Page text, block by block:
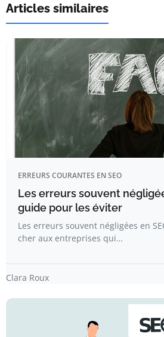
Articles similaires
ERREURS COURANTES EN SEO
Les erreurs souvent
guide pour les éviter
Les erreurs souvent négligées en
cher aux entreprises qui…
Clara Roux